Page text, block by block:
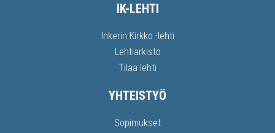
IK-LEHTI
Inkerin Kirkko -lehti
Lehtiarkisto
Tilaa lehti
YHTEISTYÖ
Sopimukset